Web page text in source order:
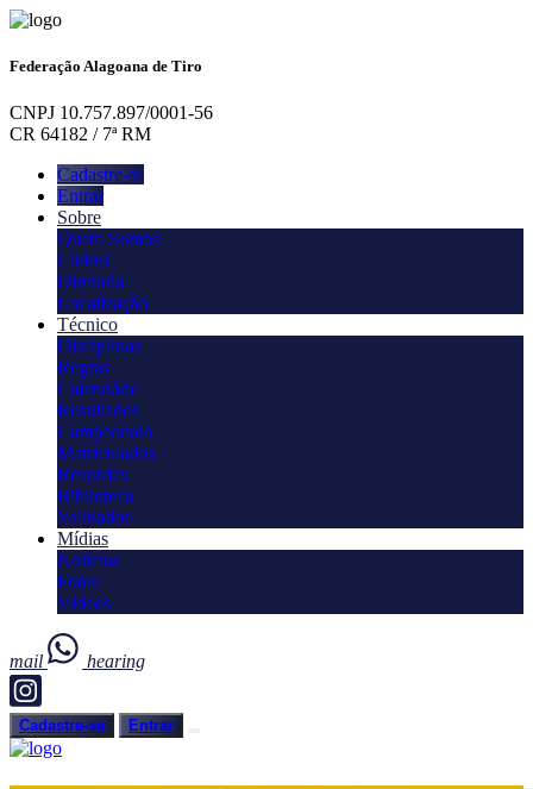
Federação Alagoana de Tiro
CNPJ 10.757.897/0001-56
CR 64182 / 7ª RM
Cadastre-se
Entrar
Sobre
Quem Somos
Clubes
Diretoria
Localização
Técnico
Disciplinas
Regras
Calendário
Resultados
Campeonato
Matriculados
Recordes
Biblioteca
Validador
Mídias
Notícias
Fotos
Vídeos
mail hearing
Cadastre-se Entrar